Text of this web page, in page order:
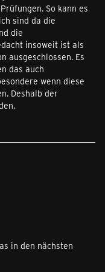
So kann es
sind da die
die
insoweit ist als
ausgeschlossen. Es
das auch
wenn diese
Deshalb der
in den nächsten